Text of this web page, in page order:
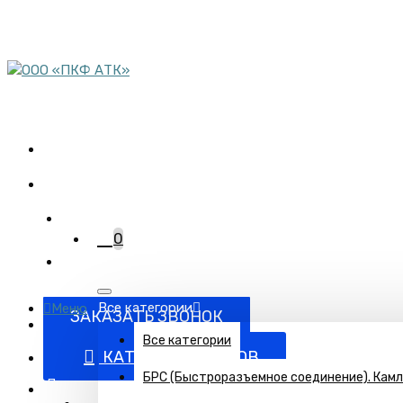
ЗАКАЗАТЬ ЗВОНОК
0
Все категории
Все категории
БРС (Быстроразъемное соединение).
Меню
КАТАЛОГ ТОВАРОВ
Поставка запорно-регулирующей и запорной арматуры